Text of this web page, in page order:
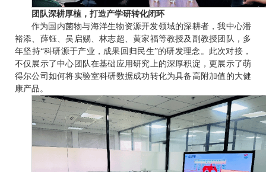
团队深耕厚植，打造产学研转化闭环
作为国内菌物与海洋生物资源开发领域的深耕者，我中心潘
裕添、薛钰、吴启赐、林志超、黄家福等教授及副教授团队，多
年坚持“科研源于产业，成果回归民生”的研发理念。此次对接，
不仅展示了中心团队在基础应用研究上的深厚积淀，更展示了萌
得尔公司如何将实验室科研数据成功转化为具备高附加值的大健
康产品。